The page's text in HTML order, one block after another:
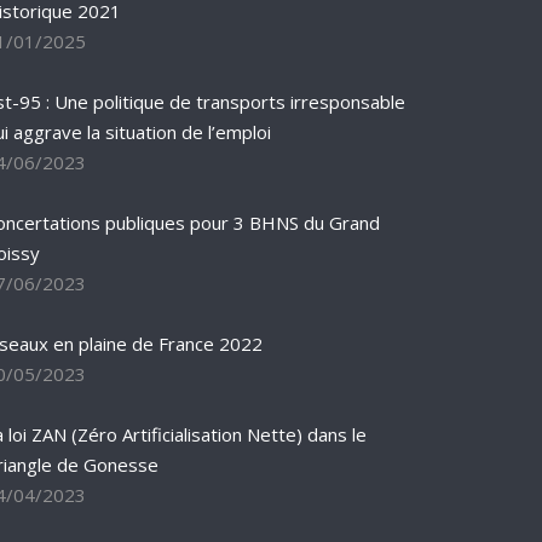
2021
01/2025
95 : Une politique de transports irresponsable
aggrave la situation de l’emploi
06/2023
publiques pour 3 BHNS du Grand
06/2023
en plaine de France 2022
05/2023
loi ZAN (Zéro Artificialisation Nette) dans le
de Gonesse
04/2023